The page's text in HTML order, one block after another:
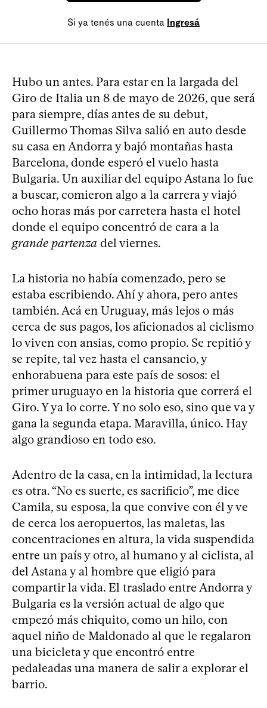
Si ya tenés una cuenta Ingresá
Hubo un antes. Para estar en la largada del
Giro de Italia un 8 de mayo de 2026, que será
para siempre, días antes de su debut,
Guillermo Thomas Silva salió en auto desde
su casa en Andorra y bajó montañas hasta
Barcelona, donde esperó el vuelo hasta
Bulgaria. Un auxiliar del equipo Astana lo fue
a buscar, comieron algo a la carrera y viajó
ocho horas más por carretera hasta el hotel
donde el equipo concentró de cara a la
grande partenza del viernes.
La historia no había comenzado, pero se
estaba escribiendo. Ahí y ahora, pero antes
también. Acá en Uruguay, más lejos o más
cerca de sus pagos, los aficionados al ciclismo
lo viven con ansias, como propio. Se repitió y
se repite, tal vez hasta el cansancio, y
enhorabuena para este país de sosos: el
primer uruguayo en la historia que correrá el
Giro. Y ya lo corre. Y no solo eso, sino que va y
gana la segunda etapa. Maravilla, único. Hay
algo grandioso en todo eso.
Adentro de la casa, en la intimidad, la lectura
es otra. “No es suerte, es sacrificio”, me dice
Camila, su esposa, la que convive con él y ve
de cerca los aeropuertos, las maletas, las
concentraciones en altura, la vida suspendida
entre un país y otro, al humano y al ciclista, al
del Astana y al hombre que eligió para
compartir la vida. El traslado entre Andorra y
Bulgaria es la versión actual de algo que
empezó más chiquito, como un hilo, con
aquel niño de Maldonado al que le regalaron
una bicicleta y que encontró entre
pedaleadas una manera de salir a explorar el
barrio.